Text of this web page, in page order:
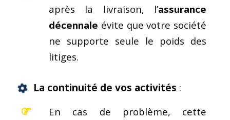
après la livraison, l’assurance
décennale évite que votre société
ne supporte seule le poids des
litiges.
La continuité de vos activités :
En cas de problème, cette